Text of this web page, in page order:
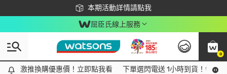
本期活動詳情請點我
下載app最高回饋$350
屈臣氏線上服務
0
激推換購優惠價！立即點我看
激推換購優惠價！立即點我看 下單選閃電送 1小時到貨！領神